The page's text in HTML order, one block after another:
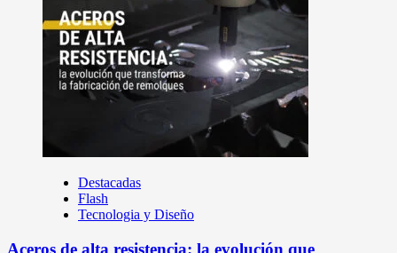
Destacadas
Flash
Tecnologia y Diseño
Aceros de alta resistencia: la evolución que